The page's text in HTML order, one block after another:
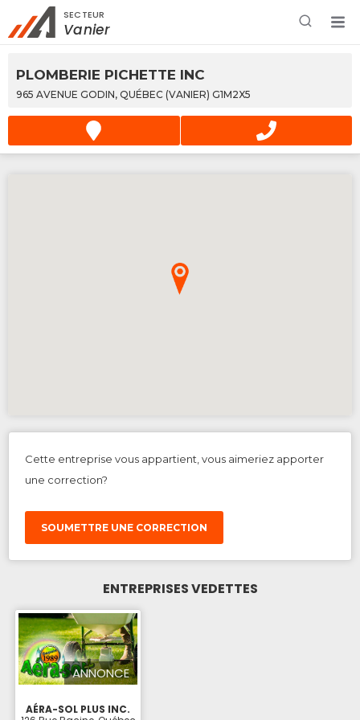
Rechercher à proximité - Entreprise / Rabais /
Services
SECTEUR
Vanier
PLOMBERIE PICHETTE INC
965 AVENUE GODIN, QUÉBEC (VANIER) G1M2X5
Cette entreprise vous appartient, vous aimeriez apporter
une correction?
SOUMETTRE UNE CORRECTION
ENTREPRISES VEDETTES
ANNONCE
AÉRA-SOL PLUS INC.